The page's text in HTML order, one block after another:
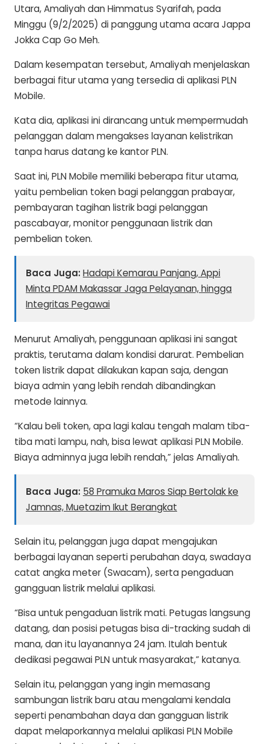
Utara, Amaliyah dan Himmatus Syarifah, pada
Minggu (9/2/2025) di panggung utama acara Jappa
Jokka Cap Go Meh.
Dalam kesempatan tersebut, Amaliyah menjelaskan
berbagai fitur utama yang tersedia di aplikasi PLN
Mobile.
Kata dia, aplikasi ini dirancang untuk mempermudah
pelanggan dalam mengakses layanan kelistrikan
tanpa harus datang ke kantor PLN.
Saat ini, PLN Mobile memiliki beberapa fitur utama,
yaitu pembelian token bagi pelanggan prabayar,
pembayaran tagihan listrik bagi pelanggan
pascabayar, monitor penggunaan listrik dan
pembelian token.
Baca Juga:Hadapi Kemarau Panjang, Appi
Minta PDAM Makassar Jaga Pelayanan, hingga
Integritas Pegawai
Menurut Amaliyah, penggunaan aplikasi ini sangat
praktis, terutama dalam kondisi darurat. Pembelian
token listrik dapat dilakukan kapan saja, dengan
biaya admin yang lebih rendah dibandingkan
metode lainnya.
“Kalau beli token, apa lagi kalau tengah malam tiba-
tiba mati lampu, nah, bisa lewat aplikasi PLN Mobile.
Biaya adminnya juga lebih rendah,” jelas Amaliyah.
Baca Juga: 58 Pramuka Maros Siap Bertolak ke
Jamnas, Muetazim Ikut Berangkat
Selain itu, pelanggan juga dapat mengajukan
berbagai layanan seperti perubahan daya, swadaya
catat angka meter (Swacam), serta pengaduan
gangguan listrik melalui aplikasi.
“Bisa untuk pengaduan listrik mati. Petugas langsung
datang, dan posisi petugas bisa di-tracking sudah di
mana, dan itu layanannya 24 jam. Itulah bentuk
dedikasi pegawai PLN untuk masyarakat,” katanya.
Selain itu, pelanggan yang ingin memasang
sambungan listrik baru atau mengalami kendala
seperti penambahan daya dan gangguan listrik
dapat melaporkannya melalui aplikasi PLN Mobile